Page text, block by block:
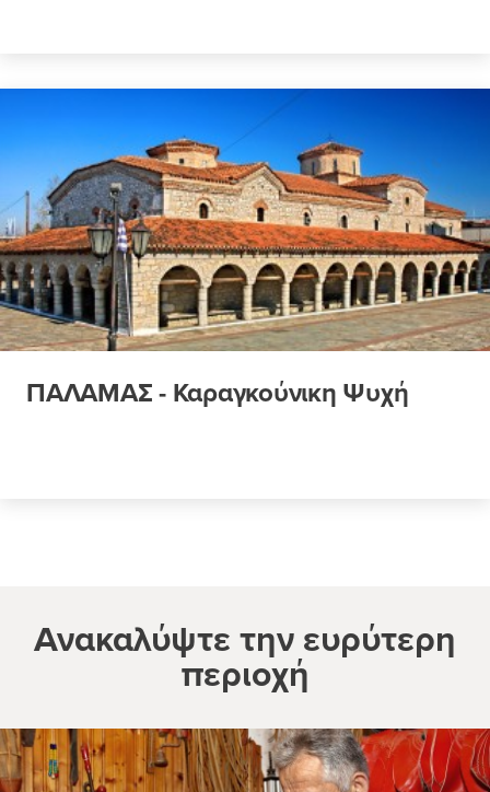
ΠΑΛΑΜΑΣ - Καραγκούνικη Ψυχή
Ανακαλύψτε την ευρύτερη
περιοχή